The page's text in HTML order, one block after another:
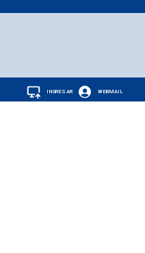
WEBMAIL
INGRESAR